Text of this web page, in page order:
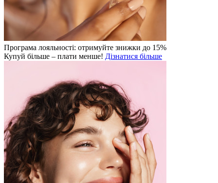
Програма лояльності: отримуйте знижки до 15%
Купуй більше – плати менше! Дізнатися більше